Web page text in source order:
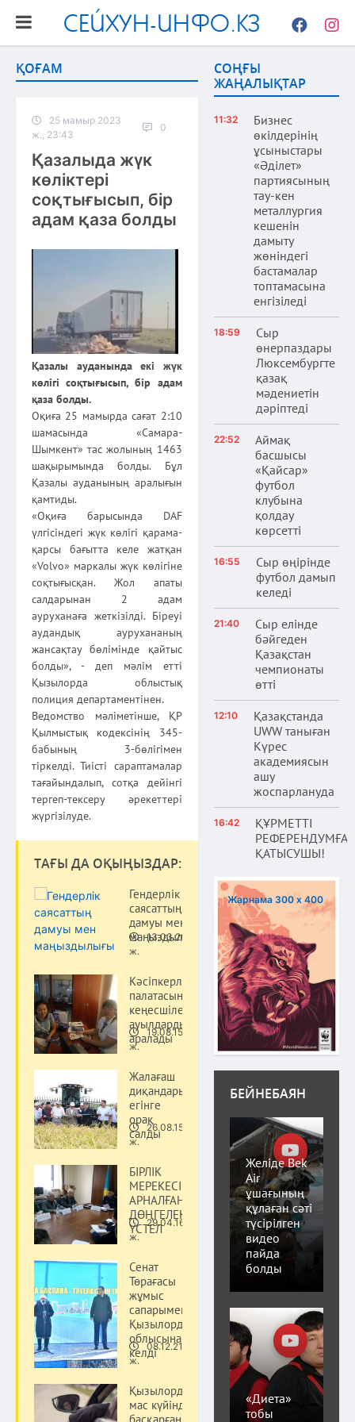
СЕЙХУН-ИНФО.КЗ
Facebook
ҚОҒАМ
25 мамыр 2023
ж., 23:43
0
Қазалыда жүк
көліктері
соқтығысып, бір
адам қаза болды
Қазалы ауданында екі жүк
көлігі соқтығысып, бір адам
қаза болды.
Оқиға 25 мамырда сағат 2:10
шамасында «Самара-
Шымкент» тас жолының 1463
шақырымында болды. Бұл
Қазалы ауданының аралығын
қамтиды.
«Оқиға барысында DAF
үлгісіндегі жүк көлігі қарама-
қарсы бағытта келе жатқан
«Volvo» маркалы жүк көлігіне
соқтығысқан. Жол апаты
салдарынан 2 адам
ауруханаға жеткізілді. Біреуі
аудандық аурухананың
жансақтау бөлімінде қайтыс
болды», - деп мәлім етті
Қызылорда облыстық
полиция департаментінен.
Ведомство мәліметінше, ҚР
Қылмыстық кодексінің 345-
бабының 3-бөлігімен
тіркелді. Тиісті сараптамалар
тағайындалып, сотқа дейінгі
тергеп-тексеру әрекеттері
жүргізілуде.
ТАҒЫ ДА ОҚЫҢЫЗДАР:
Гендерлік
саясаттың
дамуы мен
маңыздылығы
13.03.20
ж.
Қоғам
Кәсіпкерлер
палатасының
кеңесшілері
ауылдарды
аралады
19.08.15
ж.
Қоғам
Жалағаш
диқандары
егінге
орақ
салды26.08.15
ж.
БІРЛІК
МЕРЕКЕСІНЕ
АРНАЛҒАН
ДӨҢГЕЛЕК
ҮСТЕЛ29.04.16
ж.
Сенат
Төрағасы
жұмыс
сапарымен
Қызылорда
облысына
келді08.12.21
ж.
Қызылордада
мас күйінде
СОҢҒЫ
ЖАҢАЛЫҚТАР
11:32
Бизнес
өкілдерінің
ұсыныстары
«Әділет»
партиясының
тау-кен
металлургия
кешенін
дамыту
жөніндегі
бастамалар
топтамасына
енгізіледі
18:59
Сыр
өнерпаздары
Люксембургте
қазақ
мәдениетін
дәріптеді
22:52
Аймақ
басшысы
«Қайсар»
футбол
клубына
қолдау
көрсетті
16:55
Сыр өңірінде
футбол дамып
келеді
21:40
Сыр елінде
бәйгеден
Қазақстан
чемпионаты
өтті
12:10
Қазақстанда
UWW таныған
Күрес
академиясын
ашу
жоспарлануда
16:42
ҚҰРМЕТТІ
РЕФЕРЕНДУМҒА
ҚАТЫСУШЫ!
Жарнама 300 х 400
БЕЙНЕБАЯН
Желіде Bek
Air
ұшағының
құлаған сәті
түсірілген
видео
пайда
болды
«Диета»
тобы